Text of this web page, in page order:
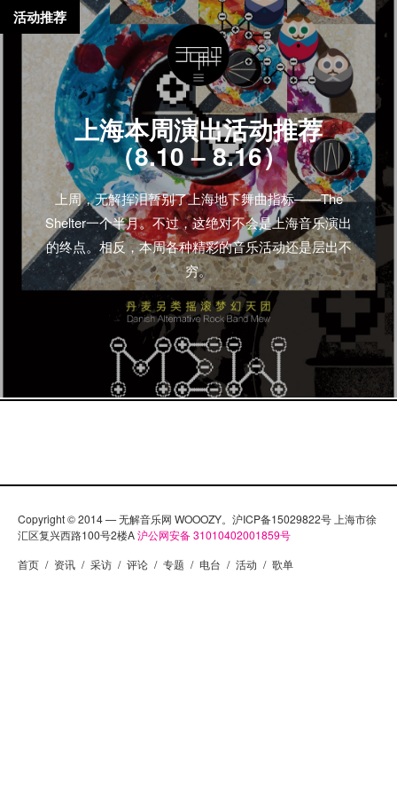
上海本周演出活动推荐
（8.10 – 8.16）
上周，无解挥泪暂别了上海地下舞曲指标——The
Shelter一个半月。不过，这绝对不会是上海音乐演出
的终点。相反，本周各种精彩的音乐活动还是层出不
穷。
活动推荐
Copyright © 2014 — 无解音乐网 WOOOZY。沪ICP备15029822号 上海市徐
汇区复兴西路100号2楼A沪公网安备 31010402001859号
首页 / 资讯 / 采访 / 评论 / 专题 / 电台 / 活动 / 歌单